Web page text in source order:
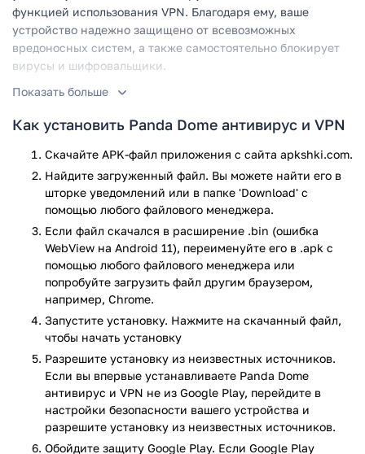
функцией использования VPN. Благодаря ему, ваше
устройство надежно защищено от всевозможных
вредоносных систем, а также самостоятельно блокирует
вирусы и шифровальщики.
Функции, к котором открывает
доступ данное приложение
Бесплатный VPN позволяет преодолеть защиту на
заблокированных в вашем регионе сайтах.
Распространяется исключительно на одно
устройство, имеет фиксированный трафик – около
150 мб/день.
Антивирус, позволяющий мгновенно проверить
безопасность ваших любимых приложений и
пространства вашего телефона.
Фиксатор распространения данных позволяет
приложению контролировать разрешение на ввод
информации в приложения (доступ к фотографиям,
местоположению и контактам)
Указатель геолокации, антивор. Позволяет
определить местонахождение телефона, разрешает
блокировать доступ к телефону и очищать память на
расстоянии.
При наличии смарт-часов с Android Wear, вы можете
Показать больше
Как установить Panda Dome антивирус и VPN
Скачайте APK-файл приложения с сайта apkshki.com.
Найдите загруженный файл. Вы можете найти его в
шторке уведомлений или в папке 'Download' с
помощью любого файлового менеджера.
Если файл скачался в расширение .bin (ошибка
WebView на Android 11), переименуйте его в .apk с
помощью любого файлового менеджера или
попробуйте загрузить файл другим браузером,
например, Chrome.
Запустите установку. Нажмите на скачанный файл,
чтобы начать установку
Разрешите установку из неизвестных источников.
Если вы впервые устанавливаете Panda Dome
антивирус и VPN не из Google Play, перейдите в
настройки безопасности вашего устройства и
разрешите установку из неизвестных источников.
Обойдите защиту Google Play. Если Google Play